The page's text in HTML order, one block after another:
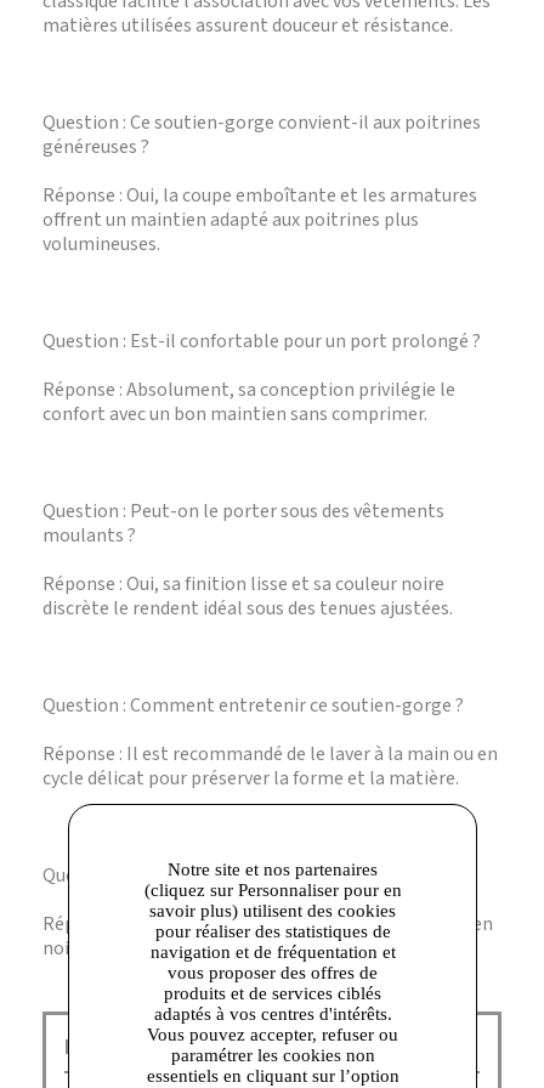
matières utilisées assurent douceur et résistance.
Question : Ce soutien-gorge convient-il aux poitrines
généreuses ?
Réponse : Oui, la coupe emboîtante et les armatures
offrent un maintien adapté aux poitrines plus
volumineuses.
Question : Est-il confortable pour un port prolongé ?
Réponse : Absolument, sa conception privilégie le
confort avec un bon maintien sans comprimer.
Question : Peut-on le porter sous des vêtements
moulants ?
Réponse : Oui, sa finition lisse et sa couleur noire
discrète le rendent idéal sous des tenues ajustées.
Question : Comment entretenir ce soutien-gorge ?
Réponse : Il est recommandé de le laver à la main ou en
cycle délicat pour préserver la forme et la matière.
Question : Existe-t-il d’autres coloris ?
Réponse : Ce modèle est disponible principalement en
noir pour un style classique et polyvalent.
Dim Outlet Corbeil :
Notre site et nos partenaires
(cliquez sur Personnaliser pour en
savoir plus) utilisent des cookies
pour réaliser des statistiques de
navigation et de fréquentation et
vous proposer des offres de
produits et de services ciblés
adaptés à vos centres d'intérêts.
Vous pouvez accepter, refuser ou
paramétrer les cookies non
essentiels en cliquant sur l’option